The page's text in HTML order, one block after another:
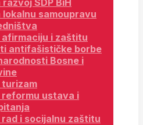
SDP BiH
samoupravu
afirmaciju i zaštitu
antifašističke borbe
Bosne i
turizam
reformu ustava i
rad i socijalnu zaštitu